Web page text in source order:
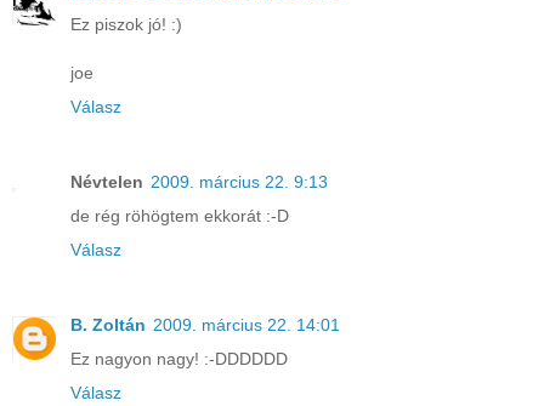
Ez piszok jó! :)
joe
Válasz
Névtelen 2009. március 22. 9:13
de rég röhögtem ekkorát :-D
Válasz
B. Zoltán 2009. március 22. 14:01
Ez nagyon nagy! :-DDDDDD
Válasz